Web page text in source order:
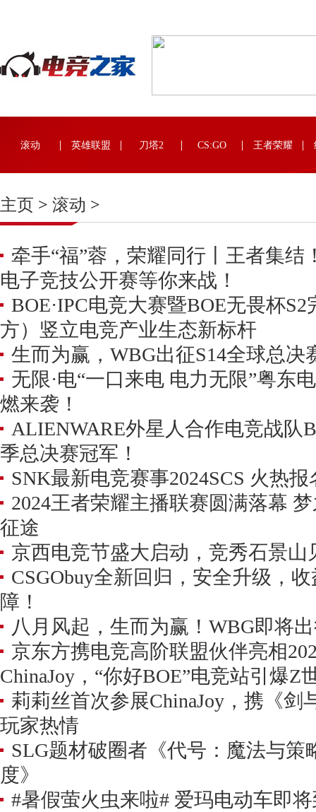
滚动 英雄联盟 刀塔2 CS:GO 王者荣耀
主页 > 滚动 >
牵手“福”蓉，荣耀同行丨王者集结
电子竞技公开赛等你来战！
BOE·IPC电竞大赛暨BOE无畏杯
方）竖立电竞产业生态新标杆
生而为赢，WBG出征S14全球总决
无限·电“一口来电 电力无限”粤东
燃来袭！
ALIENWARE外星人合作电竞战队
季总决赛冠军！
SNK最新电竞赛事2024SCS 火热报
2024王者荣耀主播联赛圆满落幕
征途
京西电竞节盛大启动，竞秀石景山
CSGObuy全新回归，安全升级，
障！
八月风起，生而为赢！WBG即将
京东方携电竞高阶联盟伙伴亮相
ChinaJoy，“你好BOE”电竞站引爆Z
莉莉丝首次参展ChinaJoy，携《剑
玩家热情
SLG题材破圈者《代号：魔法与策
度》
#暑假萤火虫来啦# 爱玛电动车即